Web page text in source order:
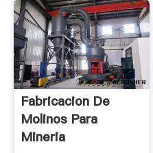
Fabricacion De
Molinos Para
Mineria